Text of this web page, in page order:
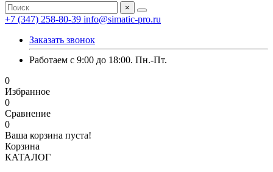
×
+7 (347) 258-80-39 info@simatic-pro.ru
Заказать звонок
Работаем с 9:00 до 18:00. Пн.-Пт.
0
Избранное
0
Сравнение
0
Ваша корзина пуста!
Корзина
КАТАЛОГ